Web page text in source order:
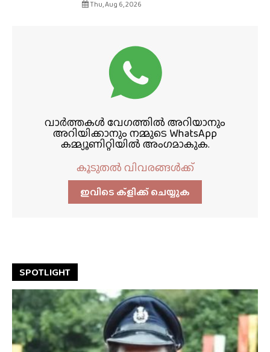
Thu, Aug 6, 2026
വാർത്തകൾ വേഗത്തിൽ അറിയാനും
അറിയിക്കാനും നമ്മുടെ WhatsApp
കമ്മ്യൂണിറ്റിയിൽ അംഗമാകുക.
കൂടുതൽ വിവരങ്ങൾക്ക്
ഇവിടെ ക്ളിക്ക്‌ ചെയ്യുക
SPOTLIGHT